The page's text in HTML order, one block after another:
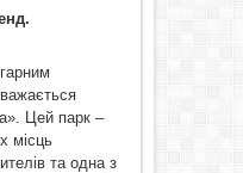
Цей парк –
місць
та одна з